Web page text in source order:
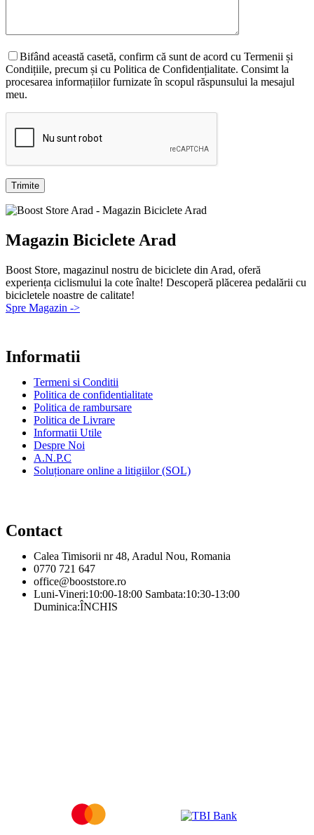
Bifând această casetă, confirm că sunt de acord cu Termenii și
Condițiile, precum și cu Politica de Confidențialitate. Consimt la
procesarea informațiilor furnizate în scopul răspunsului la mesajul
meu.
Magazin Biciclete Arad
Boost Store, magazinul nostru de biciclete din Arad, oferă
experiența ciclismului la cote înalte! Descoperă plăcerea pedalării cu
bicicletele noastre de calitate!
Spre Magazin ->
Informatii
Termeni si Conditii
Politica de confidentialitate
Politica de rambursare
Politica de Livrare
Informatii Utile
Despre Noi
A.N.P.C
Soluționare online a litigiilor (SOL)
Contact
Calea Timisorii nr 48, Aradul Nou, Romania
0770 721 647
office@booststore.ro
Luni-Vineri:10:00-18:00 Sambata:10:30-13:00
Duminica:ÎNCHIS